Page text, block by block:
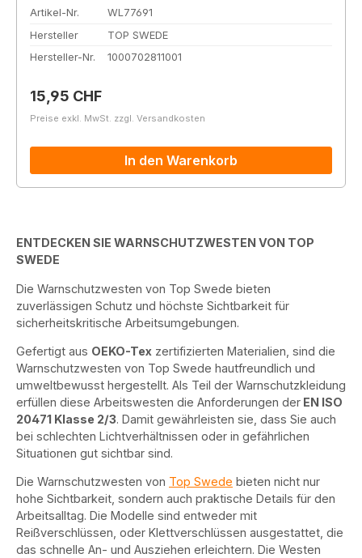
Artikel-Nr.
WL77691
Hersteller
TOP SWEDE
Hersteller-Nr.
1000702811001
Regulärer Preis:
15,95 CHF
Preise exkl. MwSt. zzgl. Versandkosten
In den Warenkorb
ENTDECKEN SIE WARNSCHUTZWESTEN VON TOP
SWEDE
Die Warnschutzwesten von Top Swede bieten
zuverlässigen Schutz und höchste Sichtbarkeit für
sicherheitskritische Arbeitsumgebungen.
Gefertigt aus OEKO-Tex zertifizierten Materialien, sind die
Warnschutzwesten von Top Swede hautfreundlich und
umweltbewusst hergestellt. Als Teil der Warnschutzkleidung
erfüllen diese Arbeitswesten die Anforderungen der EN ISO
20471 Klasse 2/3. Damit gewährleisten sie, dass Sie auch
bei schlechten Lichtverhältnissen oder in gefährlichen
Situationen gut sichtbar sind.
Die Warnschutzwesten von Top Swede bieten nicht nur
hohe Sichtbarkeit, sondern auch praktische Details für den
Arbeitsalltag. Die Modelle sind entweder mit
Reißverschlüssen, oder Klettverschlüssen ausgestattet, die
das schnelle An- und Ausziehen erleichtern. Die Westen